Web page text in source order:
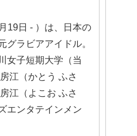
19日 - ）は、日本の
グラビアアイドル。
女子短期大学（当
江（かとう ふさ
江（よこお ふさ
エンタテインメン